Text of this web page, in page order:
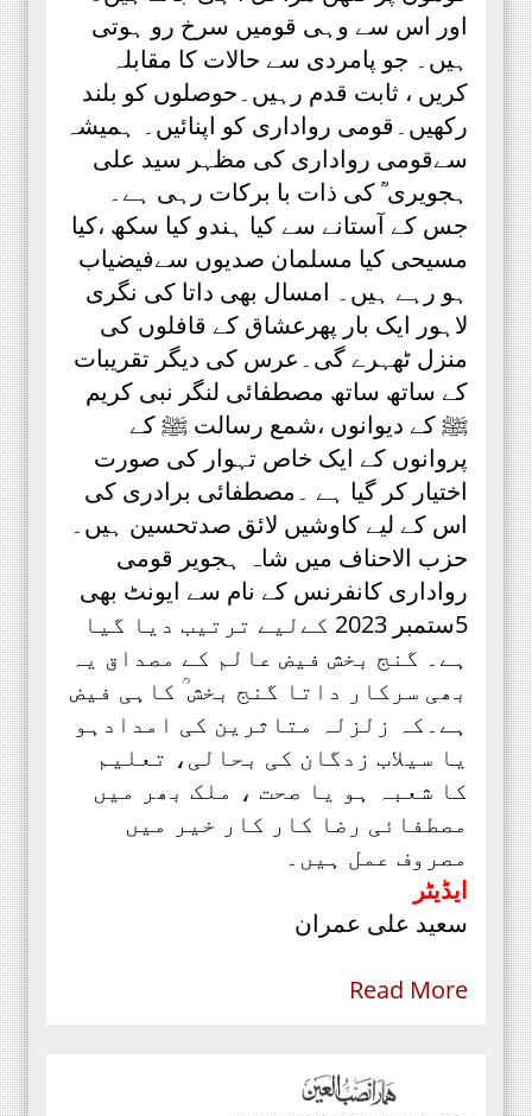
اور اس سے وہی قومیں سرخ رو ہوتی
ہیں۔ جو پامردی سے حالات کا مقابلہ
کریں ، ثابت قدم رہیں۔حوصلوں کو بلند
رکھیں۔قومی رواداری کو اپنائیں۔ ہمیشہ
سےقومی رواداری کی مظہر سید علی
ہجویری ؒ کی ذات با برکات رہی ہے۔
جس کے آستانے سے کیا ہندو کیا سکھ ،کیا
مسیحی کیا مسلمان صدیوں سےفیضیاب
ہو رہے ہیں۔ امسال بھی داتا کی نگری
لاہور ایک بار پھرعشاق کے قافلوں کی
منزل ٹھہرے گی۔عرس کی دیگر تقریبات
کے ساتھ ساتھ مصطفائی لنگر نبی کریم
ﷺ کے دیوانوں ،شمع رسالت ﷺ کے
پروانوں کے ایک خاص تہوار کی صورت
اختیار کر گیا ہے ۔مصطفائی برادری کی
اس کے لیے کاوشیں لائق صدتحسین ہیں۔
حزب الاحناف میں شاہ ہجویر قومی
رواداری کانفرنس کے نام سے ایونٹ بھی
5ستمبر 2023 کےلیے ترتیب دیا گیا
ہے۔ گنج بخش فیض عالم کے مصداق یہ
بھی سرکار داتا گنج بخش ؒ کاہی فیض
ہے۔کہ زلزلہ متاثرین کی امدادہو
یا سیلاب زدگان کی بحالی، تعلیم
کا شعبہ ہو یا صحت ، ملک بھر میں
مصطفائی رضا کار کار خیر میں
مصروف عمل ہیں۔
ایڈیٹر
سعید علی عمران
Read More